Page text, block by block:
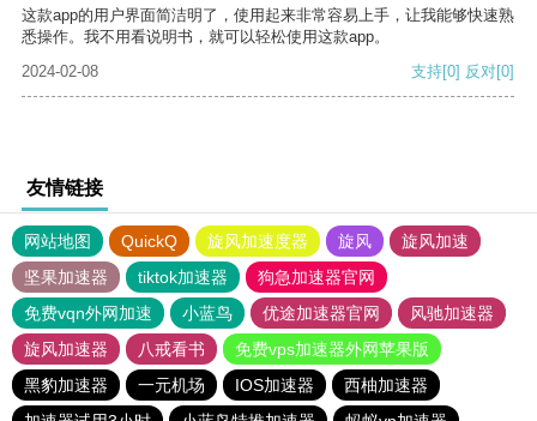
这款app的用户界面简洁明了，使用起来非常容易上手，让我能够快速熟
悉操作。我不用看说明书，就可以轻松使用这款app。
2024-02-08
支持[0] 反对[0]
友情链接
网站地图 QuickQ 旋风加速度器 旋风
旋风加速
坚果加速器
tiktok加速器
狗急加速器官网
免费vqn外网加速
小蓝鸟 优途加速器官网
风驰加速器
旋风加速器
八戒看书
免费vps加速器外网苹果版
黑豹加速器
一元机场 IOS加速器
西柚加速器